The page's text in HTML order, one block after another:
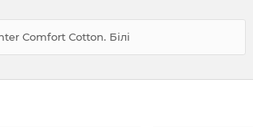
Comfort Cotton. Білі